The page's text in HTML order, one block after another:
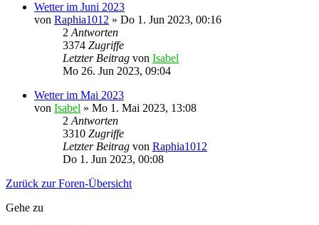
Wetter im Juni 2023
von Raphia1012 » Do 1. Jun 2023, 00:16
2Antworten
3374 Zugriffe
Letzter Beitrag von Isabel
Mo 26. Jun 2023, 09:04
Wetter im Mai 2023
von Isabel » Mo 1. Mai 2023, 13:08
2Antworten
3310 Zugriffe
Letzter Beitrag von Raphia1012
Do 1. Jun 2023, 00:08
Zurück zur Foren-Übersicht
Gehe zu